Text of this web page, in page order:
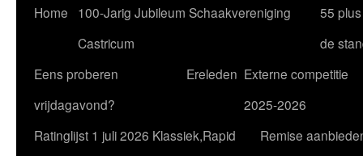
Home
100-Jarig Jubileum Schaakvereniging
Castricum
55
de
Eens proberen
vrijdagavond?
Ereleden Externe competitie
2025-2026
Ratinglijst 1 juli 2026 Klassiek,Rapid
Remise